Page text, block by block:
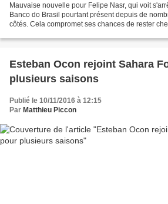
Mauvaise nouvelle pour Felipe Nasr, qui voit
Banco do Brasil pourtant présent depuis de
côtés. Cela compromet ses chances de rester
Esteban Ocon rejoint Sahara
plusieurs saisons
Publié le 10/11/2016 à 12:15
Par Matthieu Piccon